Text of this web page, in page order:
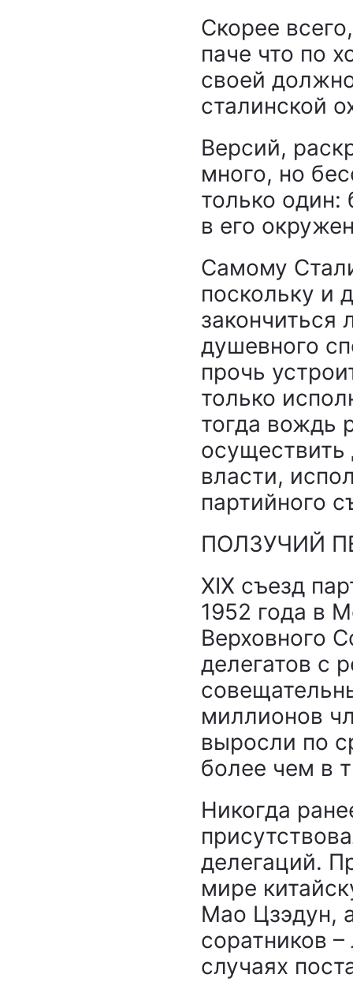
Скорее
паче что по
своей
сталинской
Версий,
много, но
только один:
в его
Самому
поскольку и
закончиться
душевного
прочь
только
тогда вождь
власти,
партийного
ПОЛЗУЧИЙ
XIX съезд
1952 года в
Верховного
делегатов с
миллионов
выросли по
более чем в
Никогда
делегаций.
мире
Мао Цзэдун,
соратников
случаях